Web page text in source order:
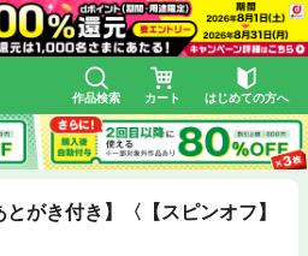
作品検索 カート はじめての方へ
がき付き】〈【スピンオフ】